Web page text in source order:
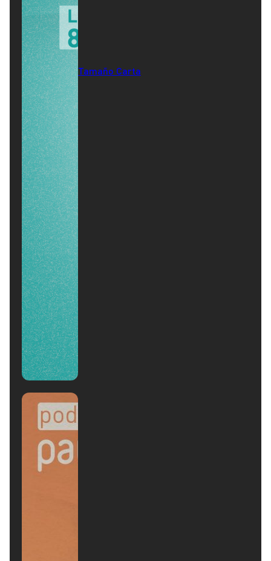
Tamaño Carta